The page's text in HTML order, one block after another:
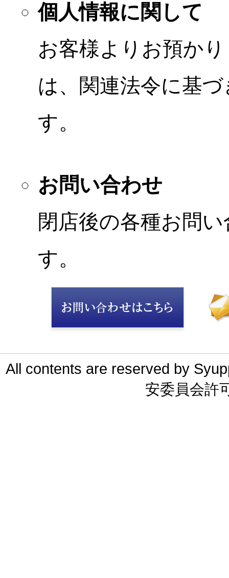
個人情報に関して
お客様よりお預か
は、関連法令に基
す。
お問い合わせ
閉店後の各種お問
す。
All contents are reserved by
安委員会許